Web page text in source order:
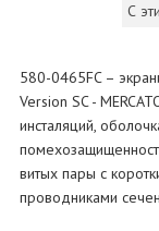
С
580-0465FC –
Version SC -
инсталяций,
витых пары с
проводниками